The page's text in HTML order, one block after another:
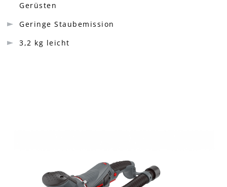
Gerüsten
Geringe Staubemission
3,2 kg leicht